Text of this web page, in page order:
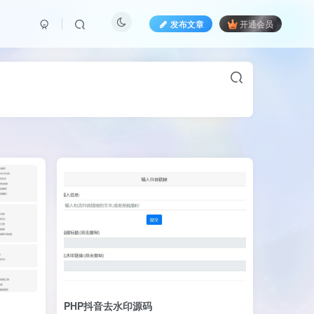
发布文章 开通会员
PHP抖音去水印源码